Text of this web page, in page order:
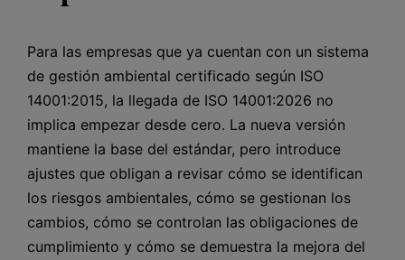
Para las empresas que ya cuentan con un sistema
de gestión ambiental certificado según ISO
14001:2015, la llegada de ISO 14001:2026 no
implica empezar desde cero. La nueva versión
mantiene la base del estándar, pero introduce
ajustes que obligan a revisar cómo se identifican
los riesgos ambientales, cómo se gestionan los
cambios, cómo se controlan las obligaciones de
cumplimiento y cómo se demuestra la mejora del